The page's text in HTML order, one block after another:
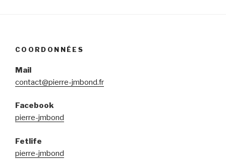
COORDONNÉES
Mail
contact@pierre-jmbond.fr
Facebook
pierre-jmbond
Fetlife
pierre-jmbond